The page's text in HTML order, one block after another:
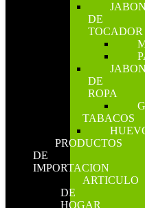
DE
TOCADOR
DE
ROPA
TABACOS
PRODUCTOS
DE
IMPORTACION
ARTICULO
DE
HOGAR